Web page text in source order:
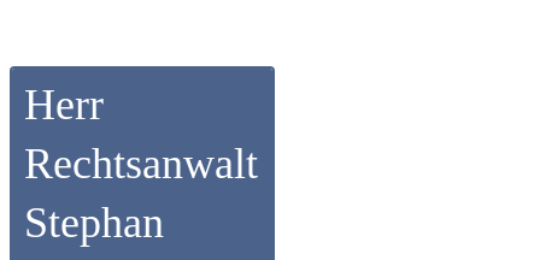
Herr
Rechtsanwalt
Stephan